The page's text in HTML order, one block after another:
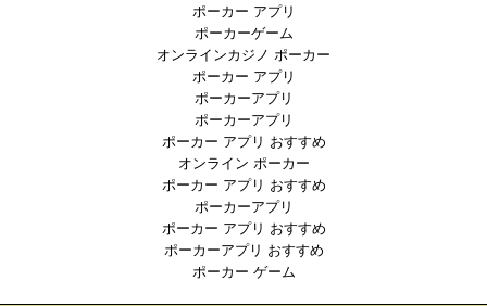
ポーカー アプリ
ポーカーゲーム
オンラインカジノ ポーカー
ポーカー アプリ
ポーカーアプリ
ポーカーアプリ
ポーカー アプリ おすすめ
オンライン ポーカー
ポーカー アプリ おすすめ
ポーカーアプリ
ポーカー アプリ おすすめ
ポーカーアプリ おすすめ
ポーカー ゲーム